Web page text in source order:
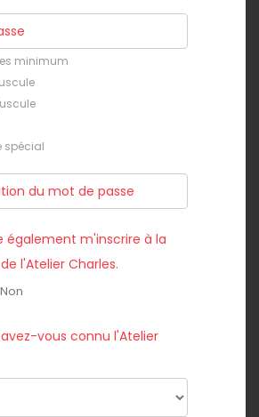
minimum
spécial
également m'inscrire à la
l'Atelier Charles.
Non
vous connu l'Atelier